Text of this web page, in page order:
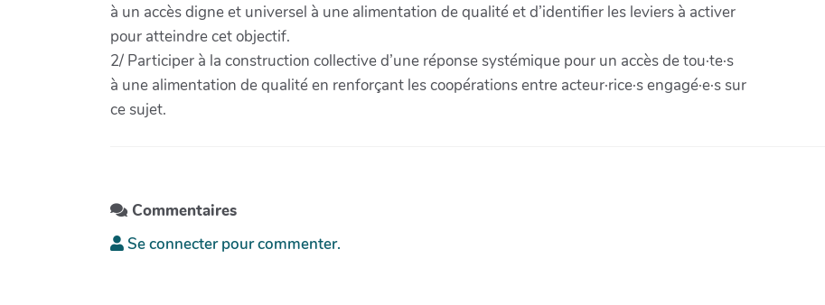
à un accès digne et universel à une alimentation de qualité et d’identifier les leviers à activer
pour atteindre cet objectif.
2/ Participer à la construction collective d’une réponse systémique pour un accès de tou·te·s
à une alimentation de qualité en renforçant les coopérations entre acteur·rice·s engagé·e·s sur
ce sujet.
Commentaires
Se connecter pour commenter.